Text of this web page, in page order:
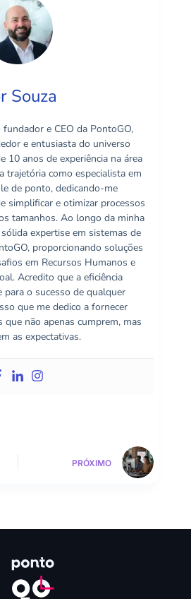
Souza
e CEO da PontoGO,
e entusiasta do universo
10 anos de experiência na área
trajetória como especialista em
de ponto, dedicando-me
simplificar e otimizar processos
tamanhos. Ao longo da minha
expertise em sistemas de
proporcionando soluções
em Recursos Humanos e
Acredito que a eficiência
para o sucesso de qualquer
que me dedico a fornecer
não apenas cumprem, mas
as expectativas.
PRÓXIMO